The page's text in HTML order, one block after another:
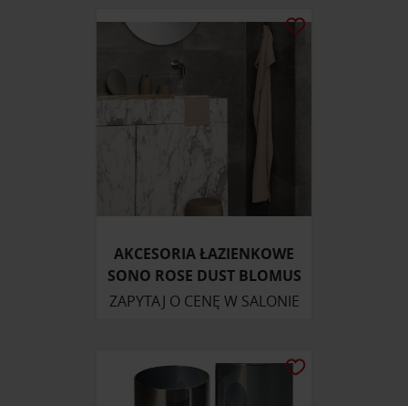
AKCESORIA ŁAZIENKOWE
SONO ROSE DUST BLOMUS
ZAPYTAJ O CENĘ W SALONIE